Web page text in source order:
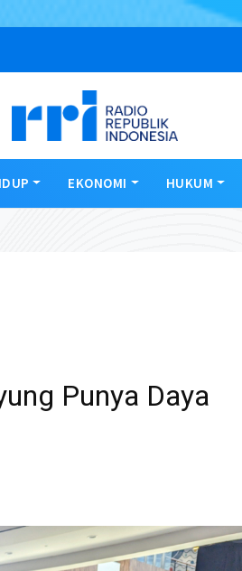
EKONOMI HUKUM
Punya Daya